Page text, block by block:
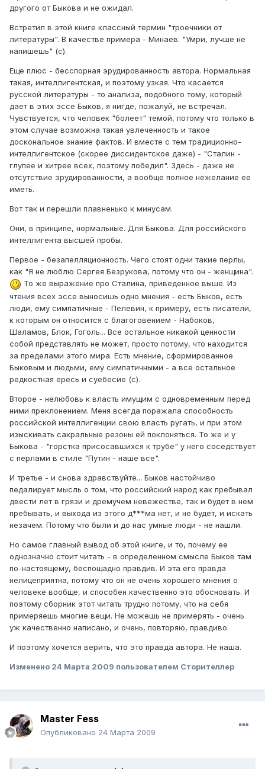
другого от Быкова и не ожидал.
Встретил в этой книге классный термин "троечники от
литературы". В качестве примера - Минаев. "Умри, лучше не
напишешь" (с).
Еще плюс - бесспорная эрудированность автора. Нормальная
такая, интеллигентская, и поэтому узкая. Что касается
русской литературы - то анализа, подобного тому, который
дает в этих эссе Быков, я нигде, пожалуй, не встречал.
Чувствуется, что человек "болеет" темой, потому что только в
этом случае возможна такая увлеченность и такое
доскональное знание фактов. И вместе с тем традиционно-
интеллигентское (скорее диссидентское даже) - "Сталин -
глупее и хитрее всех, поэтому победил". Здесь - даже не
отсутствие эрудированности, а вообще полное нежелание ее
иметь.
Вот так и перешли плавненько к минусам.
Они, в принципе, нормальные. Для Быкова. Для российского
интеллигента высшей пробы.
Первое - безапелляционность. Чего стоят одни такие перлы,
как "Я не люблю Сергея Безрукова, потому что он - женщина".
То же выражение про Сталина, приведенное выше. Из
чтения всех эссе выносишь одно мнения - есть Быков, есть
люди, ему симпатичные - Пелевин, к примеру, есть писатели,
к которым он относится с благоговением - Набоков,
Шаламов, Блок, Гоголь... Все остальное никакой ценности
собой представлять не может, просто потому, что находится
за пределами этого мира. Есть мнение, сформированное
Быковым и людьми, ему симпатичными - а все остальное
редкостная ересь и суебесие (с).
Второе - нелюбовь к власть имущим с одновременным перед
ними преклонением. Меня всегда поражала способность
российской интеллигенции свою власть ругать, и при этом
изыскивать сакральные резоны ей поклоняться. То же и у
Быкова - "горстка присосавшихся к трубе" у него соседствует
с перлами в стиле "Путин - наше все".
И третье - и снова здравствуйте... Быков настойчиво
педалирует мысль о том, что российский народ как пребывал
двести лет в грязи и дремучем невежестве, так и будет в нем
пребывать, и выхода из этого д***ма нет, и не будет, и искать
незачем. Потому что были и до нас умные люди - не нашли.
Но самое главный вывод об этой книге, и то, почему ее
однозначно стоит читать - в определенном смысле Быков там
по-настоящему, беспощадно правдив. И эта его правда
нелицеприятна, потому что он не очень хорошего мнения о
человеке вообще, и способен качественно это обосновать. И
поэтому сборник этот читать трудно потому, что на себя
примеряешь многие вещи. Не можешь не примерять - очень
уж качественно написано, и очень, повторяю, правдиво.
И поэтому хочется верить, что это правда автора. Не наша.
Изменено 24 Марта 2009 пользователем Сторителлер
Master Fess
Опубликовано 24 Марта 2009